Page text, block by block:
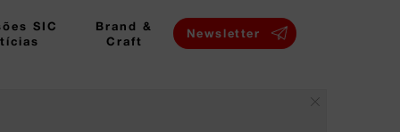
SIC
Brand &
Craft
Newsletter